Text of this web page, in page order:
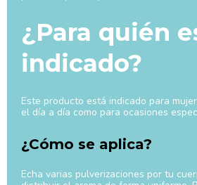
¿Para quién
indicado?
Este producto está indicado para
el día a día como para ocasiones
¿Cómo se aplica?
Echa varias pulverizaciones por tu